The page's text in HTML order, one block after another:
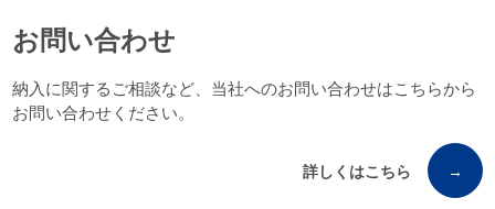
お問い合わせ
納入に関するご相談など、当社へのお問い合わせはこちらから
お問い合わせください。
詳しくはこちら →